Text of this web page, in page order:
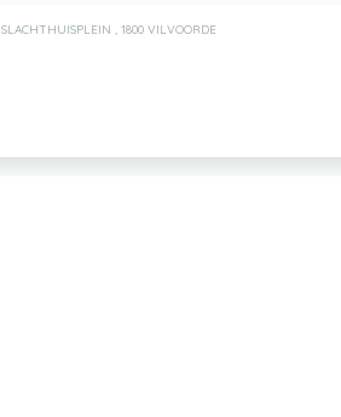
SLACHTHUISPLEIN , 1800 VILVOORDE